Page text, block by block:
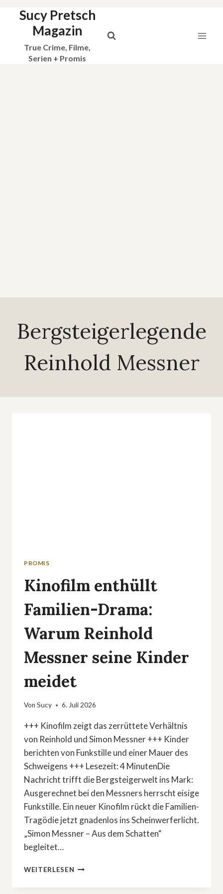
Sucy Pretsch
Magazin
True Crime, Filme,
Serien + Promis
Bergsteigerlegende
Reinhold Messner
PROMIS
Kinofilm enthüllt
Familien-Drama:
Warum Reinhold
Messner seine Kinder
meidet
Von Sucy 6. Juli 2026
+++ Kinofilm zeigt das zerrüttete Verhältnis
von Reinhold und Simon Messner +++ Kinder
berichten von Funkstille und einer Mauer des
Schweigens +++ Lesezeit: 4 MinutenDie
Nachricht trifft die Bergsteigerwelt ins Mark:
Ausgerechnet bei den Messners herrscht eisige
Funkstille. Ein neuer Kinofilm rückt die Familien-
Tragödie jetzt gnadenlos ins Scheinwerferlicht.
„Simon Messner – Aus dem Schatten“
begleitet…
WEITERLESEN KINOFILM
FAMILIEN-